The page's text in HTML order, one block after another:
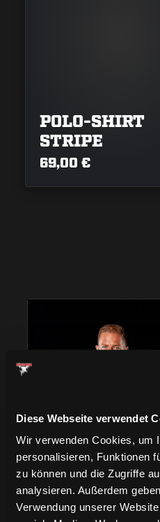
Diese Webseite verwendet
Wir verwenden Cookies, um
personalisieren, Funktionen
zu können und die Zugriffe
analysieren. Außerdem
Verwendung unserer
POLO-SHIRT
STRIPE
69,00 €